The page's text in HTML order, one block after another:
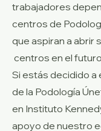
trabajadores
centros de
que aspiran a abrir
centros en el
Si estás decidido a
de la Podología
en Instituto
apoyo de nuestro